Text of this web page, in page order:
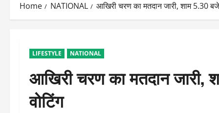
Home NATIONAL आखिरी चरण का मतदान जारी, शाम 5.30
LIFESTYLE NATIONAL
आखिरी चरण का मतदान जारी,
वोटिंग